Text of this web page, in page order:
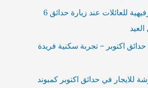
9 أنشطة ترفيهية للعائلات عند زيارة حدائق 6
حدائق اكتوبر – تجربة سكنية فريدة
للايجار في حدائق اكتوبر كمبوند